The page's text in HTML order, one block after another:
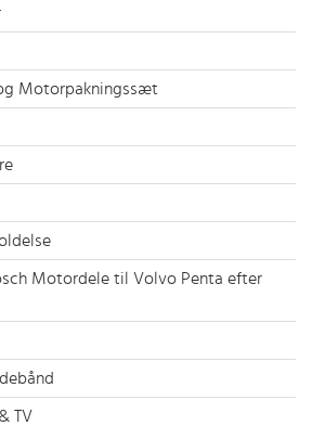
Motorpakningssæt
Motordele til Volvo Penta efter
TV